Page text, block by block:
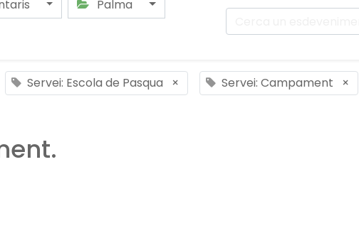
Palma
Servei: Escola de Pasqua × Servei: Campament ×